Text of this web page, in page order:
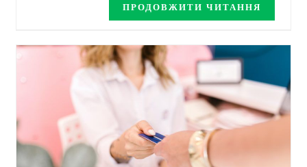
ПРОДОВЖИТИ ЧИТАННЯ